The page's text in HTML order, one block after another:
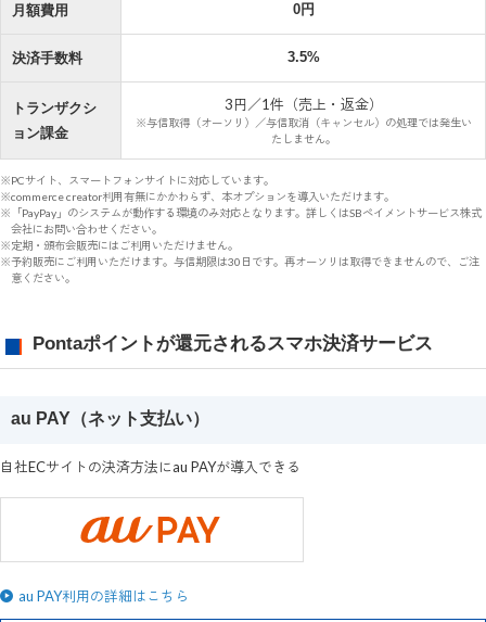
月額費用 0円
決済手数料 3.5%
トランザクシ
ョン課金
3円／1件（売上・返金）
※与信取得（オーソリ）／与信取消（キャンセル）の処理では発生い
たしません。
※PCサイト、スマートフォンサイトに対応しています。
※commerce creator利用有無にかかわらず、本オプションを導入いただけます。
※「PayPay」のシステムが動作する環境のみ対応となります。詳しくはSBペイメントサービス株式
会社にお問い合わせください。
※定期・頒布会販売にはご利用いただけません。
※予約販売にご利用いただけます。与信期限は30日です。再オーソリは取得できませんので、ご注
意ください。
Pontaポイントが還元されるスマホ決済サービス
au PAY（ネット支払い）
自社ECサイトの決済方法にau PAYが導入できる
au PAY利用の詳細はこちら